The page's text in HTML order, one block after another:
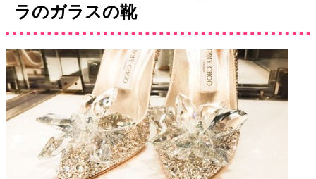
ラのガラスの靴